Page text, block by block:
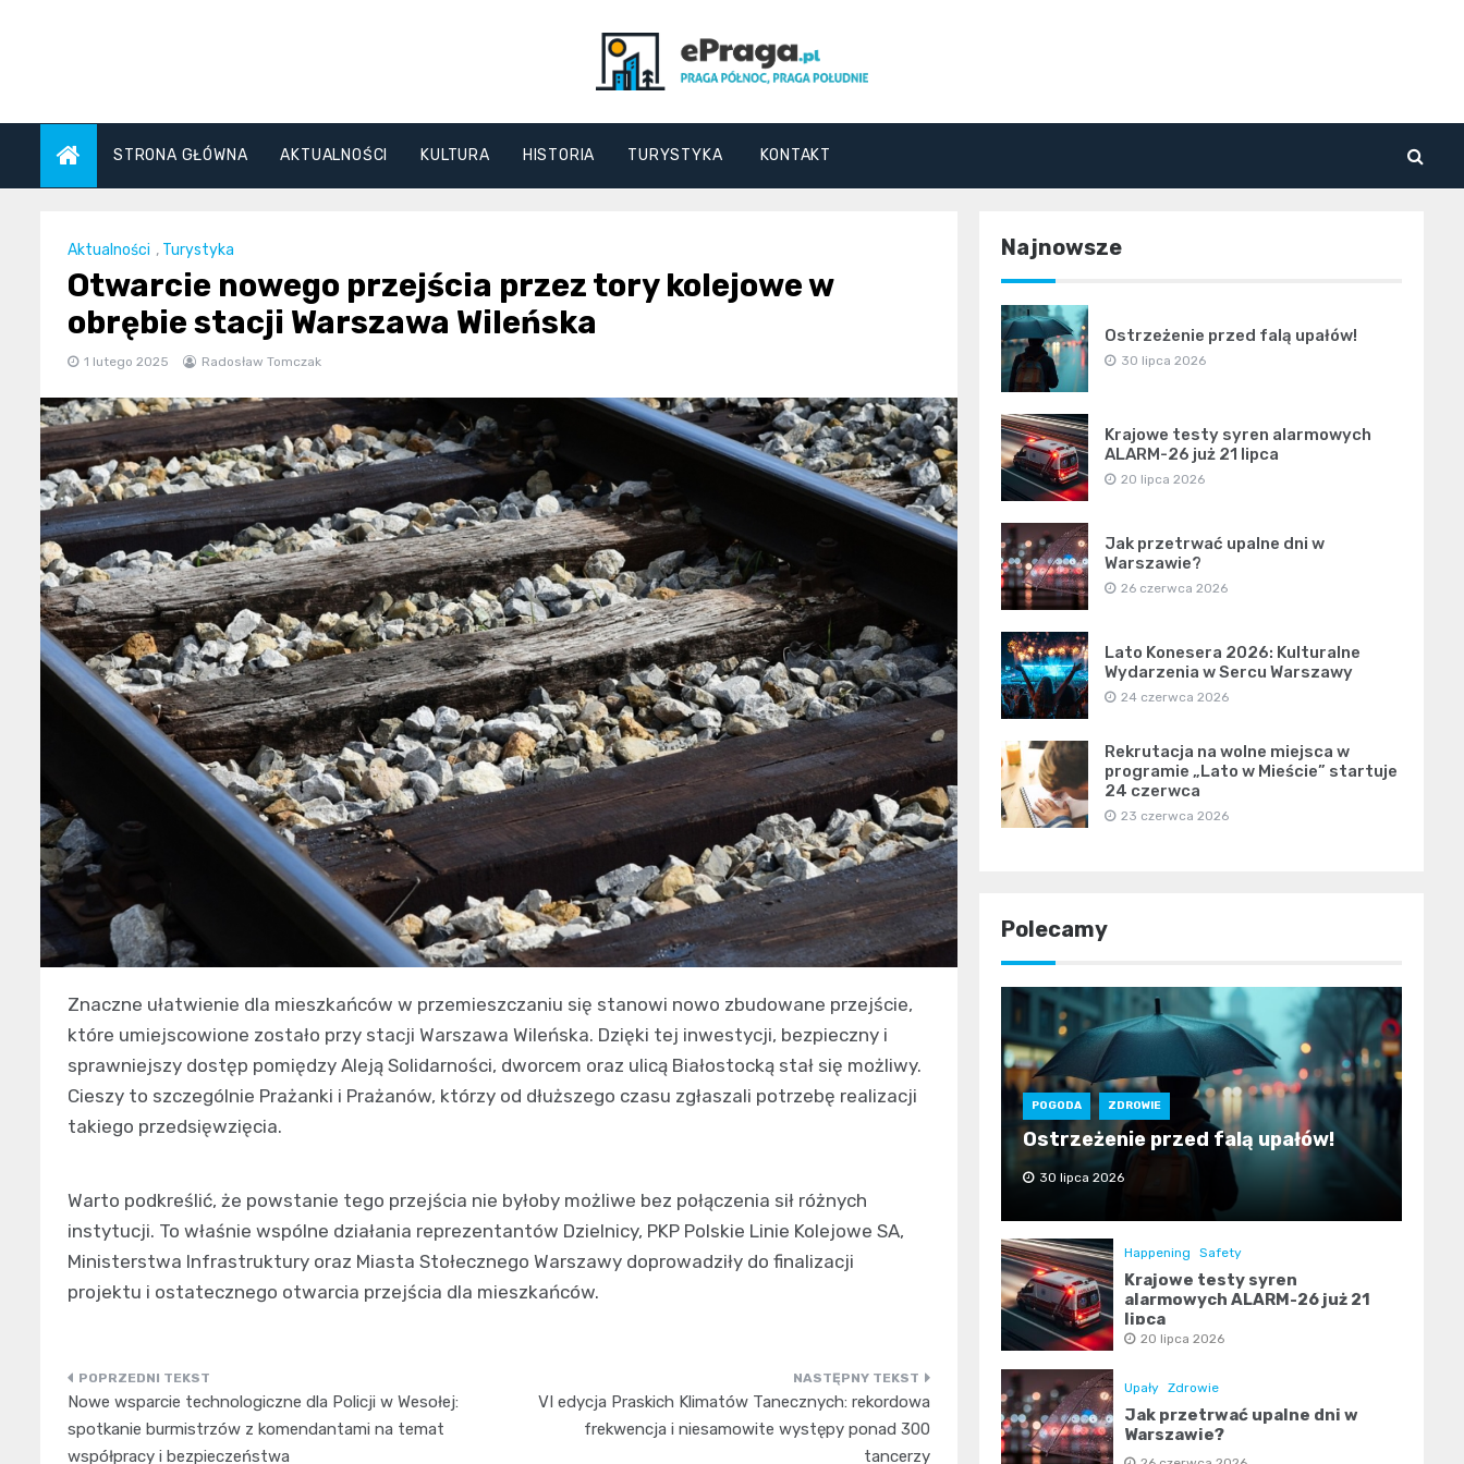
ePraga.pl
STRONA GŁÓWNA AKTUALNOŚCI KULTURA HISTORIA TURYSTYKA KONTAKT
Aktualności , Turystyka
Otwarcie nowego przejścia przez tory kolejowe w
obrębie stacji Warszawa Wileńska
1 lutego 2025 Radosław Tomczak
Znaczne ułatwienie dla mieszkańców w przemieszczaniu się stanowi nowo zbudowane przejście,
które umiejscowione zostało przy stacji Warszawa Wileńska. Dzięki tej inwestycji, bezpieczny i
sprawniejszy dostęp pomiędzy Aleją Solidarności, dworcem oraz ulicą Białostocką stał się możliwy.
Cieszy to szczególnie Prażanki i Prażanów, którzy od dłuższego czasu zgłaszali potrzebę realizacji
takiego przedsięwzięcia.
Warto podkreślić, że powstanie tego przejścia nie byłoby możliwe bez połączenia sił różnych
instytucji. To właśnie wspólne działania reprezentantów Dzielnicy, PKP Polskie Linie Kolejowe SA,
Ministerstwa Infrastruktury oraz Miasta Stołecznego Warszawy doprowadziły do finalizacji
projektu i ostatecznego otwarcia przejścia dla mieszkańców.
Nawigacja
wpisu
Nowe wsparcie technologiczne dla Policji w Wesołej:
spotkanie burmistrzów z komendantami na temat
współpracy i bezpieczeństwa
VI edycja Praskich Klimatów Tanecznych: rekordowa
frekwencja i niesamowite występy ponad 300
tancerzy
Najnowsze
Ostrzeżenie przed falą upałów!
30 lipca 2026
Krajowe testy syren alarmowych
ALARM-26 już 21 lipca
20 lipca 2026
Jak przetrwać upalne dni w
Warszawie?
26 czerwca 2026
Lato Konesera 2026: Kulturalne
Wydarzenia w Sercu Warszawy
24 czerwca 2026
Rekrutacja na wolne miejsca w
programie „Lato w Mieście” startuje
24 czerwca
23 czerwca 2026
Polecamy
POGODA ZDROWIE
Ostrzeżenie przed falą upałów!
30 lipca 2026
Happening Safety
Krajowe testy syren
alarmowych ALARM-26 już 21
lipca
20 lipca 2026
Upały Zdrowie
Jak przetrwać upalne dni w
Warszawie?